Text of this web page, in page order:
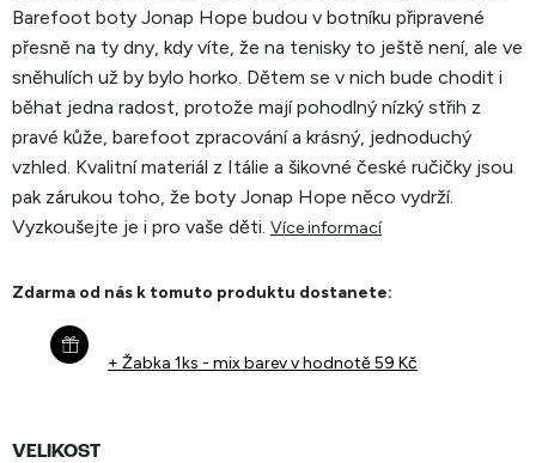
Barefoot boty Jonap Hope budou v botníku připravené
přesně na ty dny, kdy víte, že na tenisky to ještě není, ale ve
sněhulích už by bylo horko. Dětem se v nich bude chodit i
běhat jedna radost, protože mají pohodlný nízký střih z
pravé kůže, barefoot zpracování a krásný, jednoduchý
vzhled. Kvalitní materiál z Itálie a šikovné české ručičky jsou
pak zárukou toho, že boty Jonap Hope něco vydrží.
Vyzkoušejte je i pro vaše děti. Více informací
Zdarma od nás k tomuto produktu dostanete:
+ Žabka 1ks - mix barevv hodnotě 59 Kč
VELIKOST